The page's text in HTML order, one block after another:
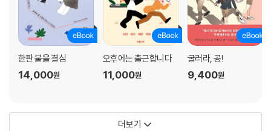
한판 붙을 결심
14,000원
오후에는 출근합니다
11,000원
굴러라, 공!
9,400원
더보기